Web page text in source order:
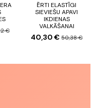
€
ĒRTI ELASTĪGI
SIEVIEŠU APAVI
IKDIENAS
VALKĀŠANAI
40,30 €50,38 €